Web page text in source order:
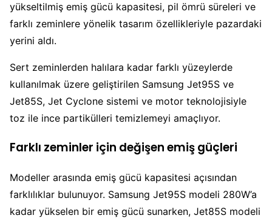
yükseltilmiş emiş gücü kapasitesi, pil ömrü süreleri ve
farklı zeminlere yönelik tasarım özellikleriyle pazardaki
yerini aldı.
Sert zeminlerden halılara kadar farklı yüzeylerde
kullanılmak üzere geliştirilen Samsung Jet95S ve
Jet85S, Jet Cyclone sistemi ve motor teknolojisiyle
toz ile ince partikülleri temizlemeyi amaçlıyor.
Farklı zeminler için değişen emiş güçleri
Modeller arasında emiş gücü kapasitesi açısından
farklılıklar bulunuyor. Samsung Jet95S modeli 280W’a
kadar yükselen bir emiş gücü sunarken, Jet85S modeli